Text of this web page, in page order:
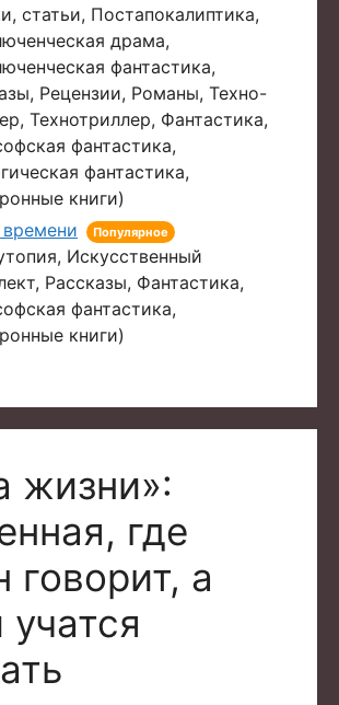
статьи, Постапокалиптика,
драма,
фантастика,
Рецензии, Романы, Техно-
Технотриллер, Фантастика,
фантастика,
фантастика,
книги)
времени
Популярное
Искусственный
Рассказы, Фантастика,
фантастика,
книги)
жизни»:
где
говорит, а